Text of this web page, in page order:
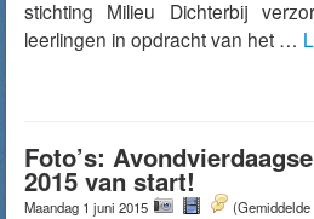
stichting Milieu Dichterbij
leerlingen in opdracht van het …
Foto’s:
2015 van start!
Maandag 1 juni 2015